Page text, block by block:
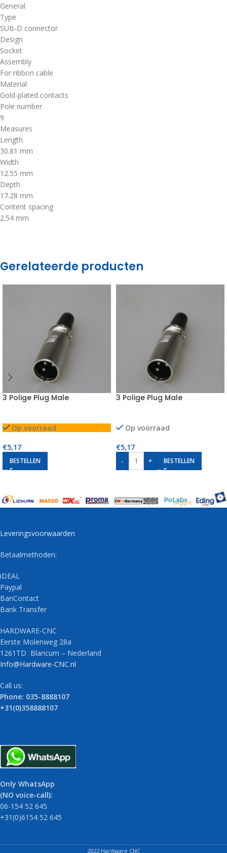
General
Type
SUB-D connector
Design
Socket
Assembly
For ribbon cable
Material
Gold-plated contacts
Pole number
9
Measures
Length
30.81 mm
Width
12.55 mm
Depth
17.28 mm
Content spacing
2.54 mm
Gerelateerde producten
3 Polige Plug Male
Op voorraad
€5,17
BESTELLEN
3 Polige Plug Male
Op voorraad
€5,17
-
+ BESTELLEN
Leveringsvoorwaarden
Betaalmethoden:
iDEAL
Paypal
BanContact
Bank Transfer
HARDWARE-CNC
Eerste Molenweg 28a
1261TD Blaricum – Nederland
Info@Hardware-CNC.nl
Call us:
Phone: 035-8888107
+31(0)358888107
Only WhatsApp
(NO voice-call):
06-154 52 645
+31(0)6154 52 645
2022 Hardware CNC